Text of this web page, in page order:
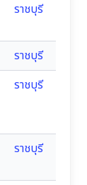
ราชบุรี
ราชบุรี
ราชบุรี
ราชบุรี